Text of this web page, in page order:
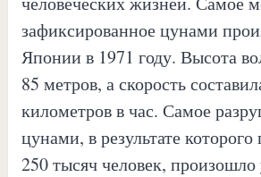
зафиксированное цунами
Японии в 1971 году. Высота
85 метров, а скорость
километров в час. Самое
цунами, в результате
250 тысяч человек, произошло